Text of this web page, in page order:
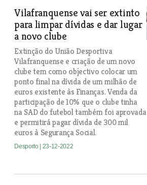
Vilafranquense vai ser extinto
para limpar dívidas e dar lugar
a novo clube
Extinção do União Desportiva
Vilafranquense e criação de um novo
clube tem como objectivo colocar um
ponto final na dívida de um milhão de
euros existente às Finanças. Venda da
participação de 10% que o clube tinha
na SAD do futebol também foi aprovada
e permitirá pagar dívida de 300 mil
euros à Segurança Social.
Desporto | 23-12-2022